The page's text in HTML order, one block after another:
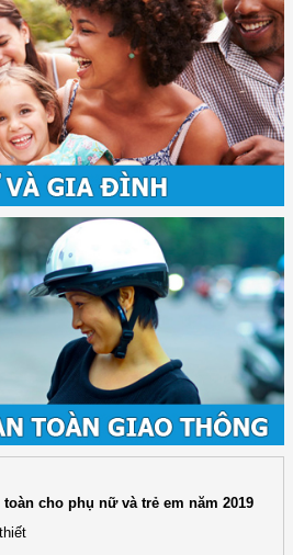
cho phụ nữ và trẻ em năm 2019